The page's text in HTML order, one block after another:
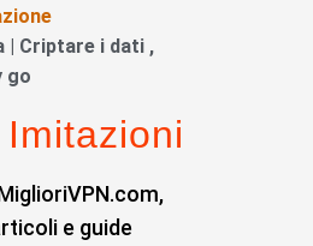
| Criptare i dati ,
go
e guide